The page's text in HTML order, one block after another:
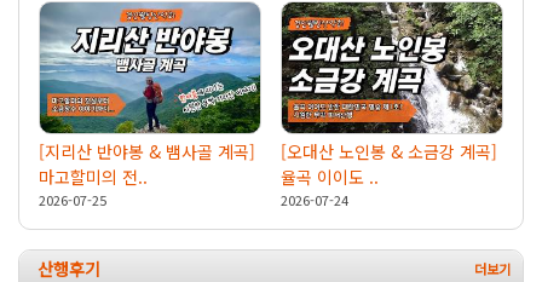
[지리산 반야봉 & 뱀사골 계곡]
마고할미의 전..
2026-07-25
[오대산 노인봉 & 소금강 계곡]
율곡 이이도 ..
2026-07-24
산행후기